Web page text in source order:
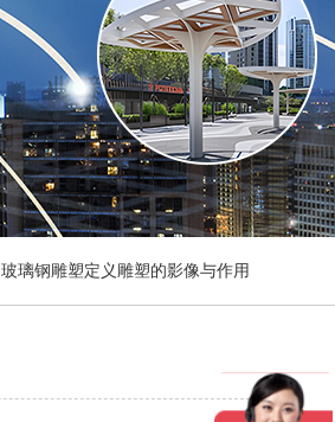
玻璃钢雕塑定义雕塑的影像与作用